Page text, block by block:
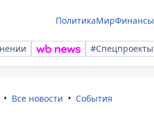
ПолитикаМирФинансы
#Спецпроекты
Все новости События